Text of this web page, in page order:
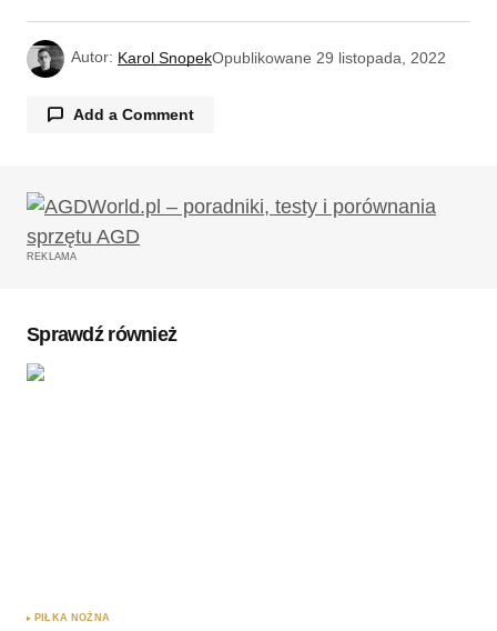
Autor: Karol SnopekOpublikowane 29 listopada, 2022
Add a Comment
Twój adres email nie zostanie opublikowany.
Wymagane pola są oznaczone
REKLAMA
Sprawdź również
PIŁKA NOŻNA